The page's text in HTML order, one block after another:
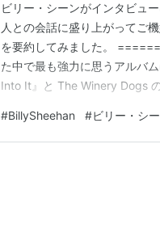
ビリー・シーンがインタビュ
人との会話に盛り上がってご
を要約してみました。
た中で最も強力に思うアルバ
Into It』と The Winery Dogs
い時というのはあるんだ。こ
#BillySheehan #ビリー・シ